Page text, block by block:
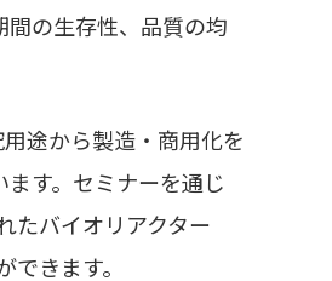
の生存性、品質の均
途から製造・商用化を
す。セミナーを通じ
たバイオリアクター
きます。